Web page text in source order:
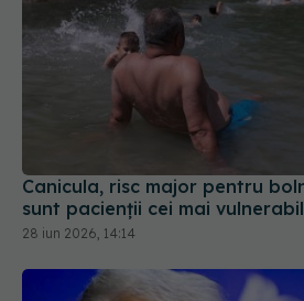
Canicula, risc major pentru
sunt pacienții cei mai
28 iun 2026, 14:14